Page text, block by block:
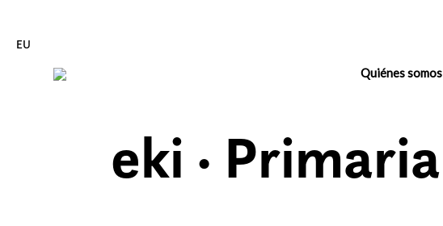
EU
Quiénes somos
eki · Primaria